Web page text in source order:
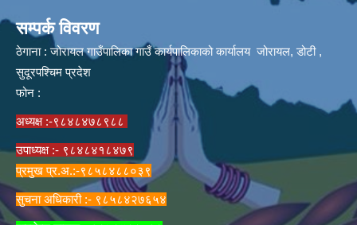
सम्पर्क विवरण
ठेगाना : जोरायल गाउँपालिका गाउँ कार्यपालिकाको कार्यालय जोरायल, डोटी ,
सुदूरपश्चिम प्रदेश
फोन :
अध्यक्ष :-९८४८४७८९८८
उपाध्यक्ष :- ९८४८४१८४७९
प्रमुख प्र.अ.:-९८५८४८८०३९
सुचना अधिकारी :- ९८५८४२७६५४